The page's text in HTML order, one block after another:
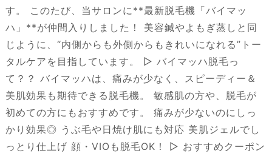
す。 このたび、当サロンに**最新脱毛機「バイマッ
ハ」**が仲間入りしました！ 美容鍼やよもぎ蒸しと同
じように、“内側からも外側からもきれいになれる”トー
タルケアを目指しています。 ▷ バイマッハ脱毛っ
て？？ バイマッハは、痛みが少なく、スピーディー＆
美肌効果も期待できる脱毛機。 敏感肌の方や、脱毛が
初めての方にもおすすめです。 痛みが少ないのにしっ
かり効果◎ うぶ毛や日焼け肌にも対応 美肌ジェルでし
っとり仕上げ 顔・VIOも脱毛OK！ ▷ おすすめクーポン